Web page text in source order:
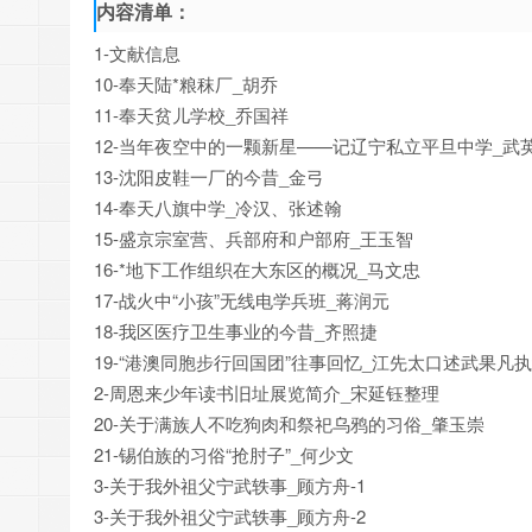
内容清单：
1-文献信息
10-奉天陆*粮秣厂_胡乔
11-奉天贫儿学校_乔国祥
12-当年夜空中的一颗新星——记辽宁私立平旦中学_武
13-沈阳皮鞋一厂的今昔_金弓
14-奉天八旗中学_冷汉、张述翰
15-盛京宗室营、兵部府和户部府_王玉智
16-*地下工作组织在大东区的概况_马文忠
17-战火中“小孩”无线电学兵班_蒋润元
18-我区医疗卫生事业的今昔_齐照捷
19-“港澳同胞步行回国团”往事回忆_江先太口述武果凡
2-周恩来少年读书旧址展览简介_宋延钰整理
20-关于满族人不吃狗肉和祭祀乌鸦的习俗_肇玉崇
21-锡伯族的习俗“抢肘子”_何少文
3-关于我外祖父宁武轶事_顾方舟-1
3-关于我外祖父宁武轶事_顾方舟-2